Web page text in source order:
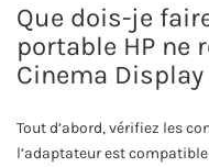
Que dois-je
portable HP ne
Cinema Display
Tout d’abord, vérifiez les
l’adaptateur est